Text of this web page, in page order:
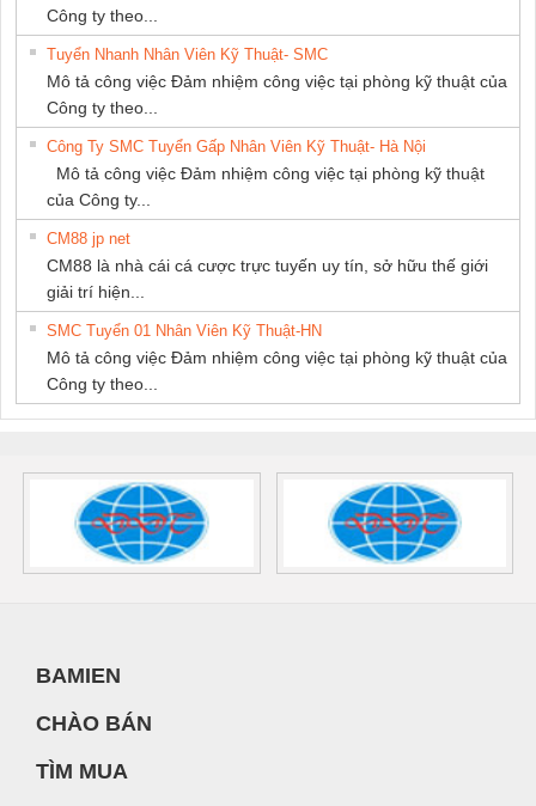
Công ty theo...
Tuyển Nhanh Nhân Viên Kỹ Thuật- SMC
Mô tả công việc Đảm nhiệm công việc tại phòng kỹ thuật của
Công ty theo...
Công Ty SMC Tuyển Gấp Nhân Viên Kỹ Thuật- Hà Nội
Mô tả công việc Đảm nhiệm công việc tại phòng kỹ thuật
của Công ty...
CM88 jp net
CM88 là nhà cái cá cược trực tuyến uy tín, sở hữu thế giới
giải trí hiện...
SMC Tuyển 01 Nhân Viên Kỹ Thuật-HN
Mô tả công việc Đảm nhiệm công việc tại phòng kỹ thuật của
Công ty theo...
BAMIEN
CHÀO BÁN
TÌM MUA